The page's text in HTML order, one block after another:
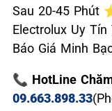
Sau 20-45 Phút
Electrolux Uy
Báo Giá Minh
📞 HotLine
09.663.898.33